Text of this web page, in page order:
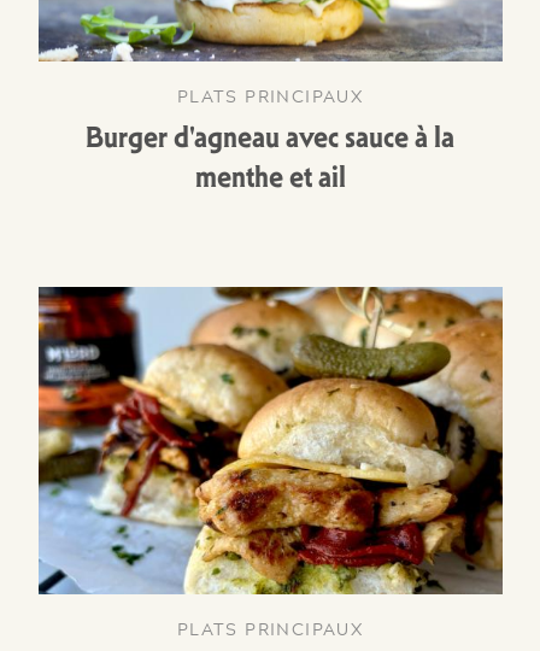
PLATS PRINCIPAUX
Burger d'agneau avec sauce à la
menthe et ail
PLATS PRINCIPAUX